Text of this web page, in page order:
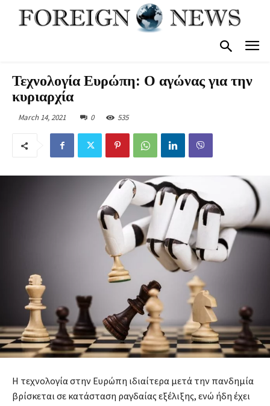
Τεχνολογία Ευρώπη: Ο αγώνας για την
κυριαρχία
March 14, 2021 0 535
Η τεχνολογία στην Ευρώπη ιδιαίτερα μετά την πανδημία
βρίσκεται σε κατάσταση ραγδαίας εξέλιξης, ενώ ήδη έχει